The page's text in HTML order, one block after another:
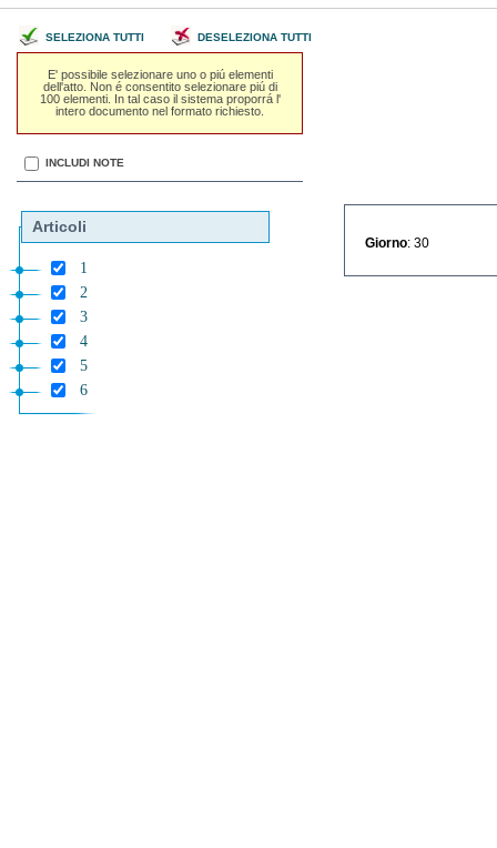
SELEZIONA TUTTI DESELEZIONA TUTTI
E' possibile selezionare uno o piú elementi
dell'atto. Non é consentito selezionare piú di
100 elementi. In tal caso il sistema proporrá l'
intero documento nel formato richiesto.
INCLUDI NOTE
Articoli
1
2
3
4
5
6
Giorno : 30